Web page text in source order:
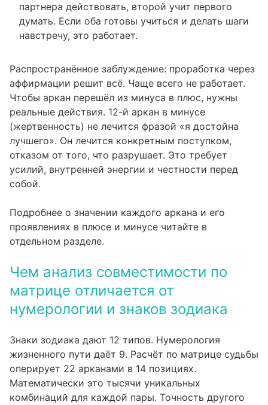
партнера действовать, второй учит первого
думать. Если оба готовы учиться и делать шаги
навстречу, это работает.
Распространённое заблуждение: проработка через
аффирмации решит всё. Чаще всего не работает.
Чтобы аркан перешёл из минуса в плюс, нужны
реальные действия. 12-й аркан в минусе
(жертвенность) не лечится фразой «я достойна
лучшего». Он лечится конкретным поступком,
отказом от того, что разрушает. Это требует
усилий, внутренней энергии и честности перед
собой.
Подробнее о значении каждого аркана и его
проявлениях в плюсе и минусе читайте в
отдельном разделе.
Чем анализ совместимости по
матрице отличается от
нумерологии и знаков зодиака
Знаки зодиака дают 12 типов. Нумерология
жизненного пути даёт 9. Расчёт по матрице судьбы
оперирует 22 арканами в 14 позициях.
Математически это тысячи уникальных
комбинаций для каждой пары. Точность другого